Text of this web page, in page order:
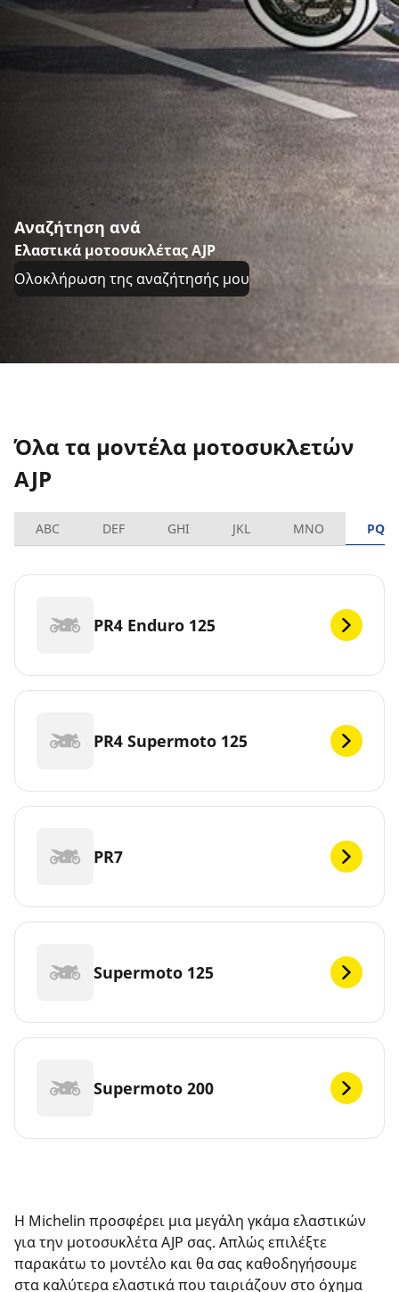
Αναζήτηση ανά
Ελαστικά μοτοσυκλέτας AJP
Ολοκλήρωση της αναζήτησής μου
Όλα τα μοντέλα μοτοσυκλετών
AJP
ABC DEF GHI JKL MNO PQRS
PR4 Enduro 125
PR4 Supermoto 125
PR7
Supermoto 125
Supermoto 200
Η Michelin προσφέρει μια μεγάλη γκάμα ελαστικών
για την μοτοσυκλέτα AJP σας. Απλώς επιλέξτε
παρακάτω το μοντέλο και θα σας καθοδηγήσουμε
στα καλύτερα ελαστικά που ταιριάζουν στο όχημα